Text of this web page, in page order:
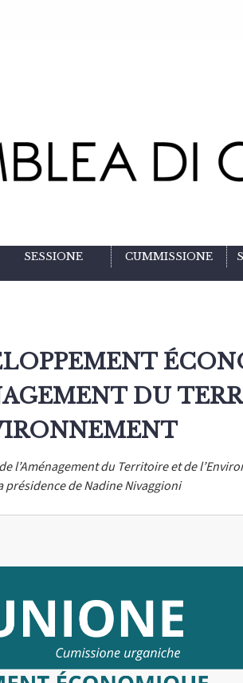
SESSIONE CUMMISSIONE
DU
du Territoire et de
présidence de Nadine Nivaggioni